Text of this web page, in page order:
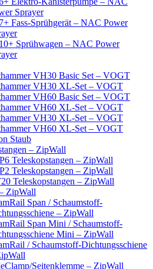
Sprayer
Fass-Sprühgerät – NAC Power
Sprühwagen – NAC Power
VH30 Basic Set – VOGT
VH30 XL-Set – VOGT
VH60 Basic Set – VOGT
VH60 XL-Set – VOGT
VH30 XL-Set – VOGT
VH60 XL-Set – VOGT
Staub
– ZipWall
Teleskopstangen – ZipWall
Teleskopstangen – ZipWall
Teleskopstangen – ZipWall
ZipWall
Span / Schaumstoff-
– ZipWall
Span Mini / Schaumstoff-
Mini – ZipWall
/ Schaumstoff-Dichtungsschiene
Seitenklemme – ZipWall